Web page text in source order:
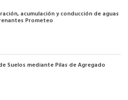
acumulación y conducción de aguas
Prometeo
Suelos mediante Pilas de Agregado